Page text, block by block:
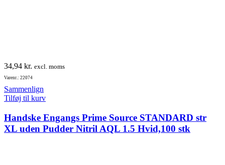
34,94 kr. excl. moms
Varenr.: 22074
Sammenlign
Tilføj til kurv
Handske Engangs Prime Source STANDARD str
XL uden Pudder Nitril AQL 1.5 Hvid,100 stk